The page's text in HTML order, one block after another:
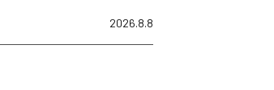
2026.8.8